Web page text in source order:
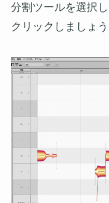
分割ツールを選択
クリックしましょう